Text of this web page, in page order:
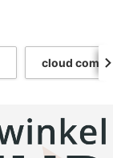
cloud